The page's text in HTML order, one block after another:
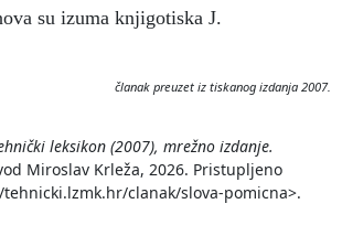
su izuma knjigotiska J.
članak preuzet iz tiskanog izdanja 2007.
leksikon (2007), mrežno izdanje.
Miroslav Krleža, 2026. Pristupljeno
clanak/slova-pomicna>.